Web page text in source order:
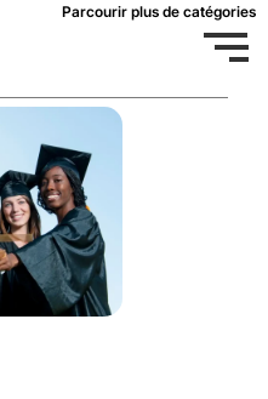
Parcourir plus de catégories